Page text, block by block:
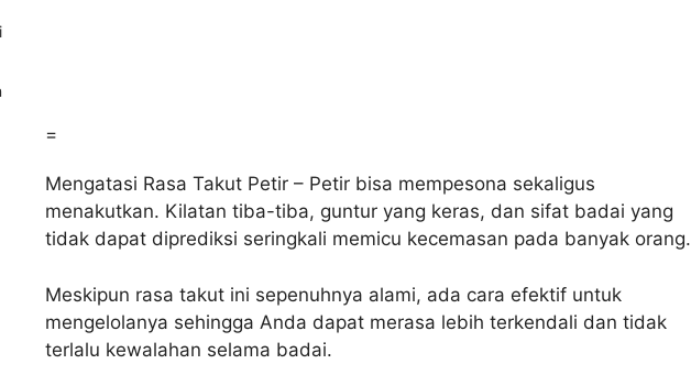
=
Mengatasi Rasa Takut Petir – Petir bisa mempesona sekaligus
menakutkan. Kilatan tiba-tiba, guntur yang keras, dan sifat badai yang
tidak dapat diprediksi seringkali memicu kecemasan pada banyak orang.
Meskipun rasa takut ini sepenuhnya alami, ada cara efektif untuk
mengelolanya sehingga Anda dapat merasa lebih terkendali dan tidak
terlalu kewalahan selama badai.